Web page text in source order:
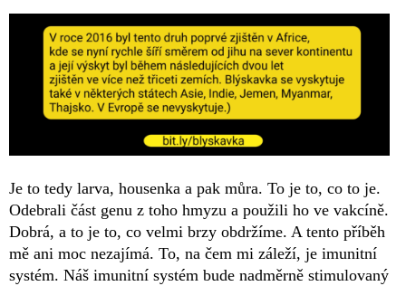
Je to tedy larva, housenka a pak můra. To je to, co to je.
Odebrali část genu z toho hmyzu a použili ho ve vakcíně.
Dobrá, a to je to, co velmi brzy obdržíme. A tento příběh
mě ani moc nezajímá. To, na čem mi záleží, je imunitní
systém. Náš imunitní systém bude nadměrně stimulovaný